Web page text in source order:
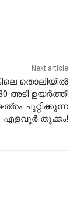
Next article
തൊലിയിൽ
അടി ഉയർത്തി
ചുറ്റിക്കുന്ന
എളവൂർ തൂക്കം!